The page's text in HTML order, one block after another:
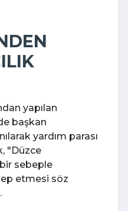
yapılan
başkan
yardım parası
"Düzce
sebeple
etmesi söz